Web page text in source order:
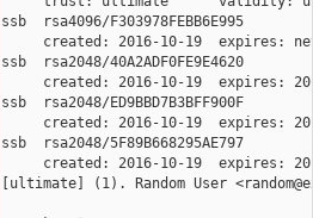
ssb  rsa4096/F303978FEBB6E995
ssb  rsa2048/40A2ADF0FE9E4620
ssb  rsa2048/ED9BBD7B3BFF900F
ssb  rsa2048/5F89B668295AE797
[ultimate] (1). Random User